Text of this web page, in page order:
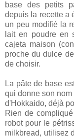
base des petits
depuis la recette a
un peu modifié la
lait en poudre en
cajeta maison
proche du dulce
de choisir.
La pâte de base
qui donne son
d'Hokkaido, déjà
Rien de
robot pour le
milkbread, utilisez